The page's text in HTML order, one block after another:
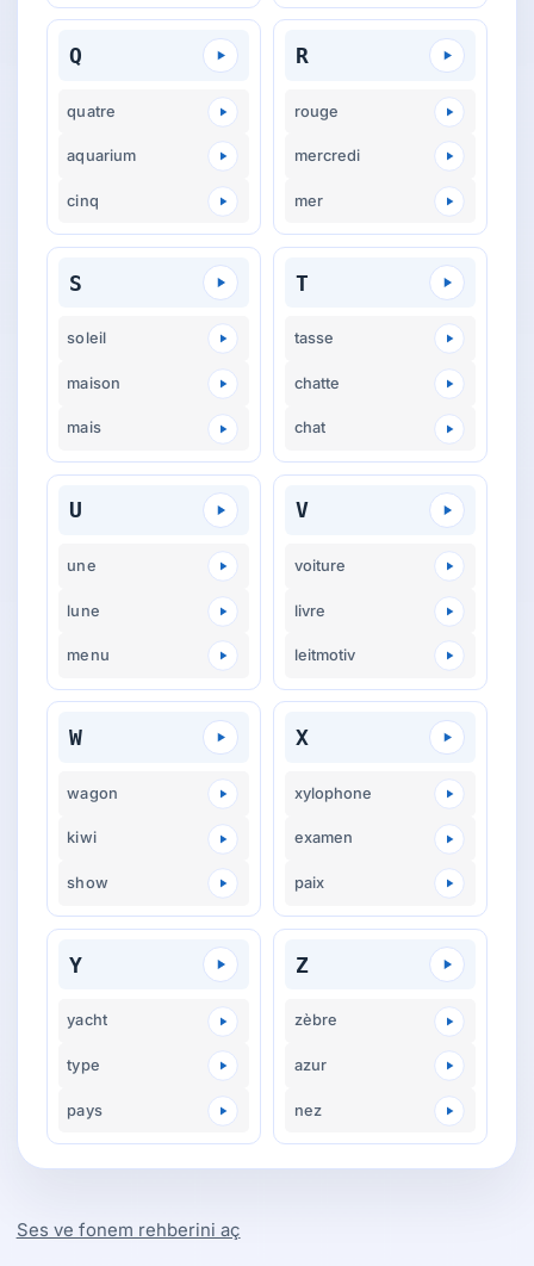
Q
quatre
aquarium
cinq
R
rouge
mercredi
mer
S
soleil
maison
mais
T
tasse
chatte
chat
U
une
lune
menu
V
voiture
livre
leitmotiv
W
wagon
kiwi
show
X
xylophone
examen
paix
Y
yacht
type
pays
Z
zèbre
azur
nez
Ses ve fonem rehberini aç